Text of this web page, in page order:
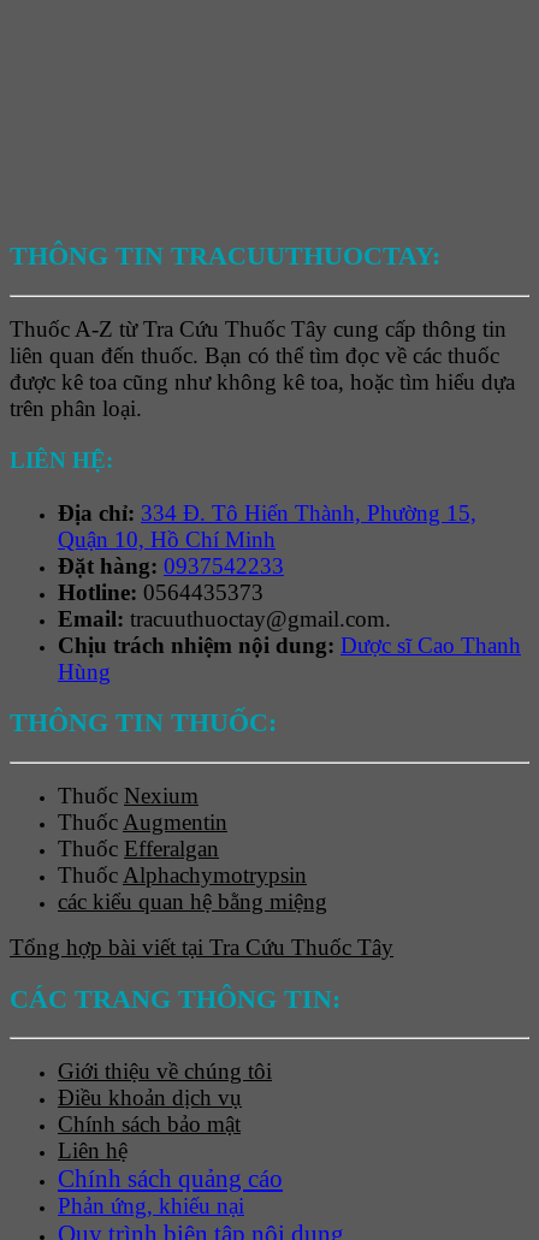
THÔNG TIN TRACUUTHUOCTAY:
Thuốc A-Z từ Tra Cứu Thuốc Tây cung cấp thông tin
liên quan đến thuốc. Bạn có thể tìm đọc về các thuốc
được kê toa cũng như không kê toa, hoặc tìm hiểu dựa
trên phân loại.
LIÊN HỆ:
Địa chỉ: 334 Đ. Tô Hiến Thành, Phường 15,
Quận 10, Hồ Chí Minh
Đặt hàng: 0937542233
Hotline: 0564435373
Email: tracuuthuoctay@gmail.com.
Chịu trách nhiệm nội dung: Dược sĩ Cao Thanh
Hùng
THÔNG TIN THUỐC:
Thuốc Nexium
Thuốc Augmentin
Thuốc Efferalgan
Thuốc Alphachymotrypsin
các kiểu quan hệ bằng miệng
Tổng hợp bài viết tại Tra Cứu Thuốc Tây
CÁC TRANG THÔNG TIN:
Giới thiệu về chúng tôi
Điều khoản dịch vụ
Chính sách bảo mật
Liên hệ
Chính sách quảng cáo
Phản ứng, khiếu nại
Quy trình biên tập nội dung